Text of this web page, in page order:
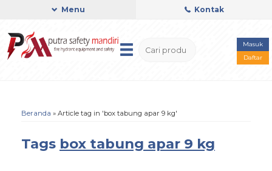
Menu Kontak
Masuk
Daftar
Beranda » Article tag in 'box tabung apar 9 kg'
Tags box tabung apar 9 kg